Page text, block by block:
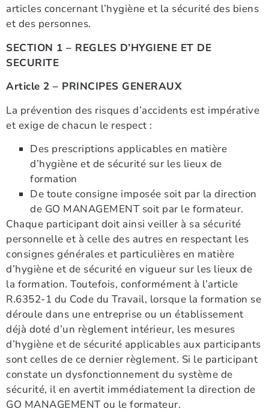
articles concernant l’hygiène et la sécurité des biens
et des personnes.
SECTION 1 – REGLES D’HYGIENE ET DE
SECURITE
Article 2 – PRINCIPES GENERAUX
La prévention des risques d’accidents est impérative
et exige de chacun le respect :
Des prescriptions applicables en matière
d’hygiène et de sécurité sur les lieux de
formation
De toute consigne imposée soit par la direction
de GO MANAGEMENT soit par le formateur.
Chaque participant doit ainsi veiller à sa sécurité
personnelle et à celle des autres en respectant les
consignes générales et particulières en matière
d’hygiène et de sécurité en vigueur sur les lieux de
la formation. Toutefois, conformément à l’article
R.6352-1 du Code du Travail, lorsque la formation se
déroule dans une entreprise ou un établissement
déjà doté d’un règlement intérieur, les mesures
d’hygiène et de sécurité applicables aux participants
sont celles de ce dernier règlement. Si le participant
constate un dysfonctionnement du système de
sécurité, il en avertit immédiatement la direction de
GO MANAGEMENT ou le formateur.